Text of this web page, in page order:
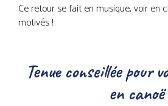
Ce retour se fait en musique, voir en
motivés !
Tenue conseillée pour
en canoë